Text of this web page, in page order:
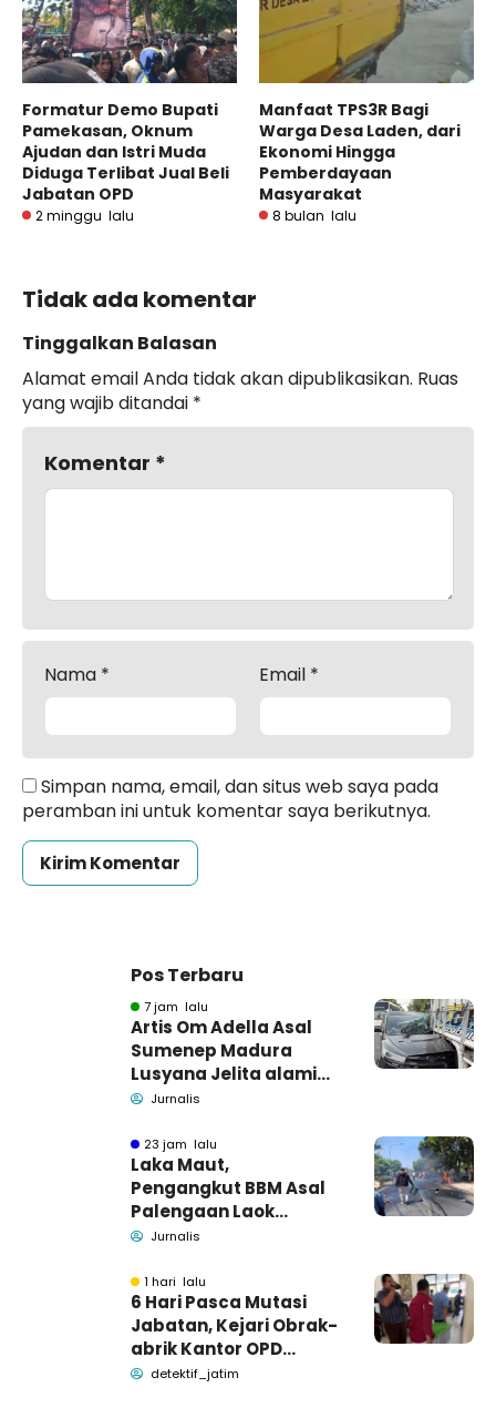
Formatur Demo Bupati
Pamekasan, Oknum
Ajudan dan Istri Muda
Diduga Terlibat Jual Beli
Jabatan OPD
2 minggu lalu
Manfaat TPS3R Bagi
Warga Desa Laden, dari
Ekonomi Hingga
Pemberdayaan
Masyarakat
8 bulan lalu
Tidak ada komentar
Tinggalkan Balasan
Alamat email Anda tidak akan dipublikasikan. Ruas
yang wajib ditandai *
Komentar *
Nama * Email *
Simpan nama, email, dan situs web saya pada
peramban ini untuk komentar saya berikutnya.
Pos Terbaru
7 jam lalu
Artis Om Adella Asal
Sumenep Madura
Lusyana Jelita alami
kecelakaan di Wonogiri
Jurnalis
23 jam lalu
Laka Maut,
Pengangkut BBM Asal
Palengaan Laok
Pamekasan Meninggal
Jurnalis
1 hari lalu
6 Hari Pasca Mutasi
Jabatan, Kejari Obrak-
abrik Kantor OPD
Pemkab Pamekasan
detektif_jatim